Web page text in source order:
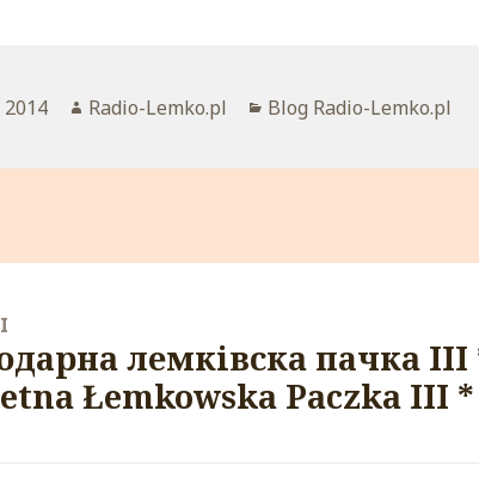
Autor
Radio-Lemko.pl Kategorie
Blog Radio-Lemko.pl
лемкiвскa пачкa III
Łemkowska Paczka III *